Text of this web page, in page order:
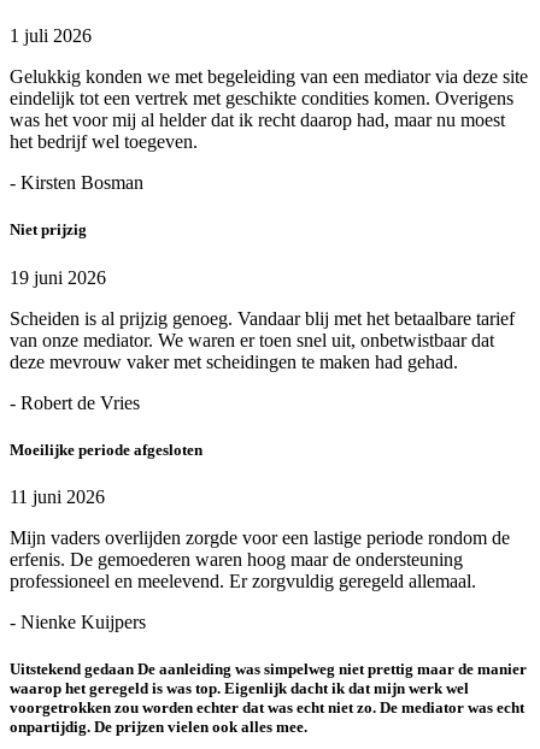
1 juli 2026
Gelukkig konden we met begeleiding van een mediator via deze site
eindelijk tot een vertrek met geschikte condities komen. Overigens
was het voor mij al helder dat ik recht daarop had, maar nu moest
het bedrijf wel toegeven.
- Kirsten Bosman
Niet prijzig
19 juni 2026
Scheiden is al prijzig genoeg. Vandaar blij met het betaalbare tarief
van onze mediator. We waren er toen snel uit, onbetwistbaar dat
deze mevrouw vaker met scheidingen te maken had gehad.
- Robert de Vries
Moeilijke periode afgesloten
11 juni 2026
Mijn vaders overlijden zorgde voor een lastige periode rondom de
erfenis. De gemoederen waren hoog maar de ondersteuning
professioneel en meelevend. Er zorgvuldig geregeld allemaal.
- Nienke Kuijpers
Uitstekend gedaan De aanleiding was simpelweg niet prettig maar de manier
waarop het geregeld is was top. Eigenlijk dacht ik dat mijn werk wel
voorgetrokken zou worden echter dat was echt niet zo. De mediator was echt
onpartijdig. De prijzen vielen ook alles mee.